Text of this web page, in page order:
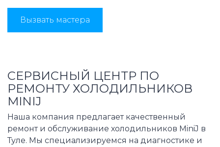
Вызвать мастера
СЕРВИСНЫЙ ЦЕНТР ПО
РЕМОНТУ ХОЛОДИЛЬНИКОВ
MINIJ
Наша компания предлагает качественный
ремонт и обслуживание холодильников MiniJ в
Туле. Мы специализируемся на диагностике и